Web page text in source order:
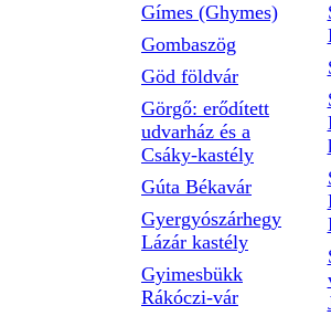
Gímes (Ghymes)
Gombaszög
Göd földvár
Görgő: erődített
udvarház és a
Csáky-kastély
Gúta Békavár
Gyergyószárhegy
Lázár kastély
Gyimesbükk
Rákóczi-vár